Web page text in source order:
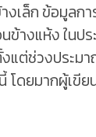
เล็ก ข้อมูลก
างแห้ง ใน
ต่ช่วงประม
ดยมากผู้เขี